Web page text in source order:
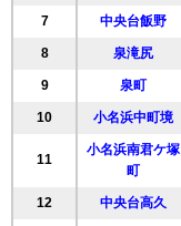
7 中央台飯野
8 泉滝尻
9 泉町
10 小名浜中町境
11
小名浜南君ケ塚
町
12 中央台高久